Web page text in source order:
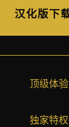
汉化版下
顶级体验
独家特权